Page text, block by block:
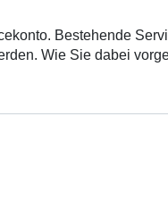
Bestehende
Wie Sie dabei